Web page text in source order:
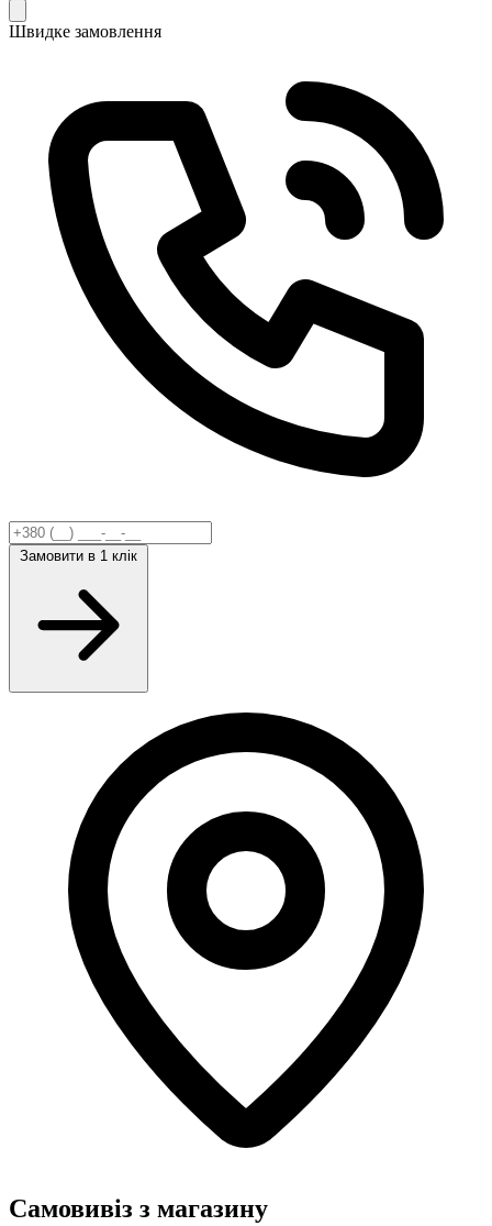
Швидке замовлення
Замовити в 1 клік
Самовивіз з магазину